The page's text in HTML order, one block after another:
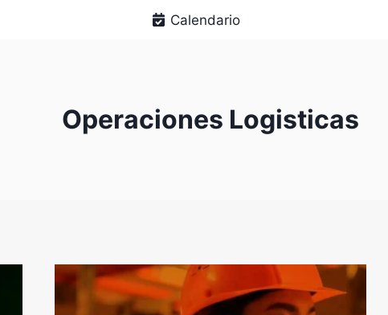
Calendario
Operaciones Logisticas